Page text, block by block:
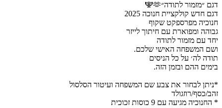
דגם ״מזמור לתודה״🫶🕎
דגם חדש קולקציית חנוכה 2025
חנוכיה מפרספקט שקוף
גבוהה ומפוארת עם חיתוך לייזר
יחד עם מזמור לתודה
ושם המשפחה האישי שלכם.
תודה לה׳ על כל הניסים
בימים ההם ובזמן הזה.
*ניתן לבחור את צבע שם המשפחה ועיטור הסלסול
זהב/כסף/רוזגולד
* החנוכיה מגיעה עם 9 כוסות זכוכית